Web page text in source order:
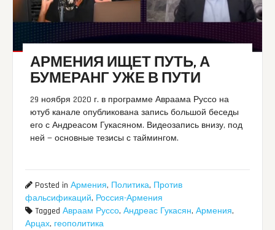
АРМЕНИЯ ИЩЕТ ПУТЬ, А
БУМЕРАНГ УЖЕ В ПУТИ
29 ноября 2020 г. в программе Авраама Руссо на
ютуб канале опубликована запись большой беседы
его с Андреасом Гукасяном. Видеозапись внизу, под
ней — основные тезисы с таймингом.
Posted inАрмения, Политика, Против
фальсификаций, Россия-Армения
TaggedАвраам Руссо,Андреас Гукасян,Армения,
Арцах, геополитика